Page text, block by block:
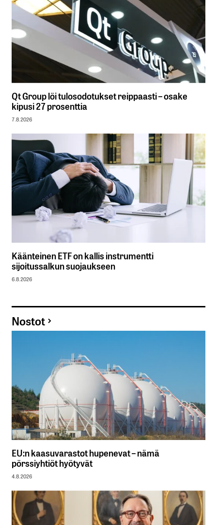
Qt Group löi tulosodotukset reippaasti – osake
kipusi 27 prosenttia
7.8.2026
Käänteinen ETF on kallis instrumentti
sijoitussalkun suojaukseen
6.8.2026
Nostot
EU:n kaasuvarastot hupenevat – nämä
pörssiyhtiöt hyötyvät
4.8.2026